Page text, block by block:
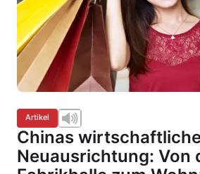
Artikel
Chinas
Neuausrichtung: Von